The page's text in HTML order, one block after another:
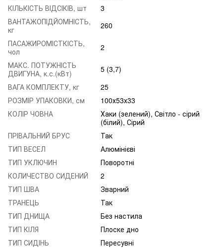
КІЛЬКІСТЬ ВІДСІКІВ, шт
3
ВАНТАЖОПІДЙОМНІСТЬ,
кг
260
ПАСАЖИРОМІСТКІСТЬ,
чол
2
МАКС. ПОТУЖНІСТЬ
ДВИГУНА, к.с.(кВт)
5 (3,7)
ВАГА КОМПЛЕКТУ, кг
25
РОЗМІР УПАКОВКИ, см
100х53х33
КОЛІР ЧОВНА
Хаки (зелений), Світло - сірий
(білий), Сірий
ПРІВАЛЬНИЙ БРУС
Так
ТИП ВЕСЕЛ
Алюмінієві
ТИП УКЛЮЧИН
Поворотні
КОЛИЧЕСТВО СИДЕНИЙ
2
ТИП ШВА
Зварний
ТРАНЕЦЬ
Так
ТИП ДНИЩА
Без настила
ТИП КІЛЯ
Плоске дно
ТИП СИДІНЬ
Пересувні